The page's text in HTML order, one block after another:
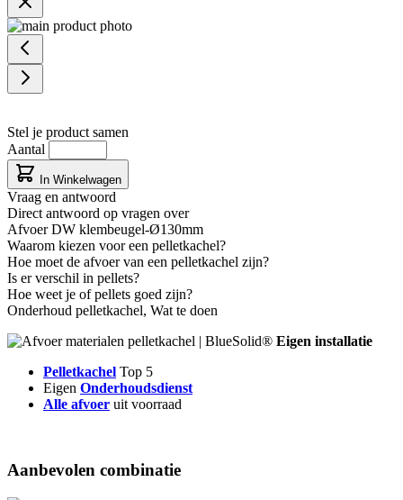
Stel je product samen
Aantal
In Winkelwagen
Vraag en antwoord
Direct antwoord op vragen over
Afvoer DW klembeugel-Ø130mm
Waarom kiezen voor een pelletkachel?
Hoe moet de afvoer van een pelletkachel zijn?
Is er verschil in pellets?
Hoe weet je of pellets goed zijn?
Onderhoud pelletkachel, Wat te doen
Eigen installatie
Pelletkachel Top 5
Eigen Onderhoudsdienst
Alle afvoer uit voorraad
Aanbevolen combinatie